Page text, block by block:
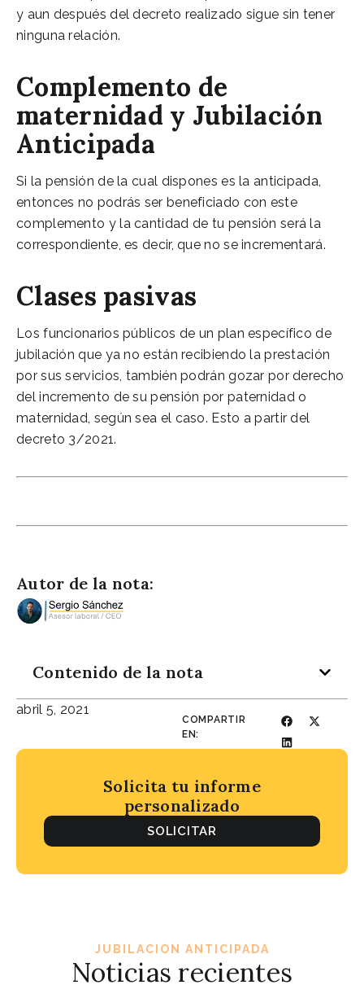
y aun después del decreto realizado sigue sin tener
ninguna relación.
Complemento de
maternidad y Jubilación
Anticipada
Si la pensión de la cual dispones es la anticipada,
entonces no podrás ser beneficiado con este
complemento y la cantidad de tu pensión será la
correspondiente, es decir, que no se incrementará.
Clases pasivas
Los funcionarios públicos de un plan específico de
jubilación que ya no están recibiendo la prestación
por sus servicios, también podrán gozar por derecho
del incremento de su pensión por paternidad o
maternidad, según sea el caso. Esto a partir del
decreto 3/2021.
Autor de la nota:
Contenido de la nota
abril 5, 2021
COMPARTIR
EN:
Solicita tu informe
personalizado
SOLICITAR
JUBILACION ANTICIPADA
Noticias recientes